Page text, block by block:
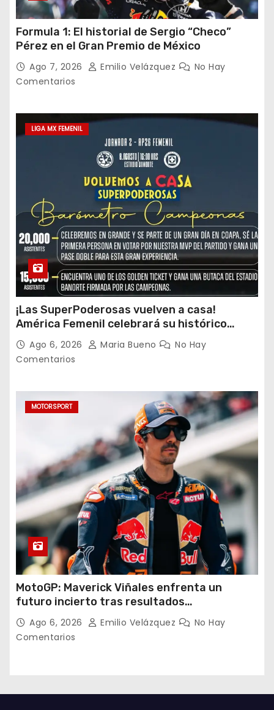
Formula 1: El historial de Sergio “Checo”
Pérez en el Gran Premio de México
Ago 7, 2026 Emilio Velázquez
No Hay
Comentarios
LIGA MX FEMENIL
¡Las SuperPoderosas vuelven a casa!
América Femenil celebrará su histórico
triplete con una auténtica fiesta ante Cruz
Azul
Ago 6, 2026 Maria Bueno
No Hay
Comentarios
MOTORSPORT
MotoGP: Maverick Viñales enfrenta un
futuro incierto tras resultados
decepcionantes
Ago 6, 2026 Emilio Velázquez
No Hay
Comentarios